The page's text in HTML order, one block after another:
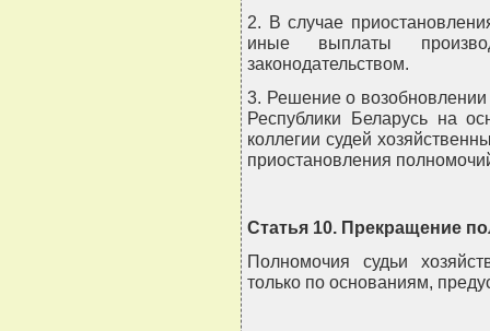
2. В случае
иные выплаты
законодательством.
3. Решение о
Республики Беларусь на
коллегии судей
приостановления
Статья 10. Прекращение
Полномочия судьи
только по основаниям,